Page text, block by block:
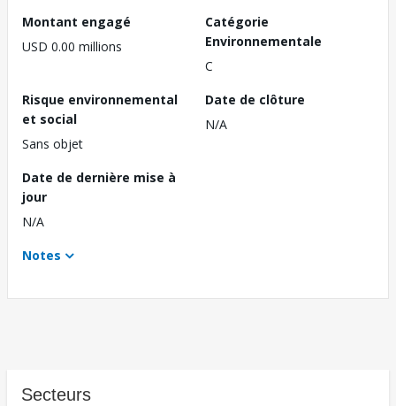
Montant engagé
USD 0.00 millions
Catégorie
Environnementale
C
Risque environnemental
et social
Sans objet
Date de clôture
N/A
Date de dernière mise à
jour
N/A
Notes
Secteurs